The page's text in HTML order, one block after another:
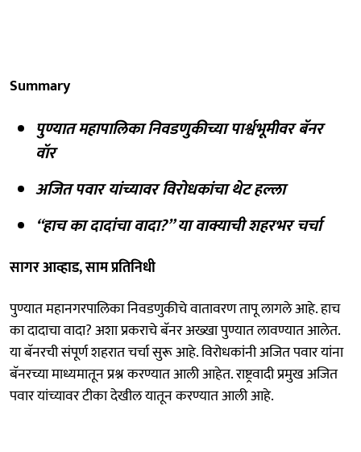
Summary
पुण्यात महापालिका निवडणुकीच्या पार्श्वभूमीवर बॅनर
वॉर
अजित पवार यांच्यावर विरोधकांचा थेट हल्ला
“हाच का दादांचा वादा?” या वाक्याची शहरभर चर्चा
सागर आव्हाड, साम प्रतिनिधी
पुण्यात महानगरपालिका निवडणुकीचे वातावरण तापू लागले आहे. हाच
का दादाचा वादा? अशा प्रकराचे बॅनर अख्खा पुण्यात लावण्यात आलेत.
या बॅनरची संपूर्ण शहरात चर्चा सुरू आहे. विरोधकांनी अजित पवार यांना
बॅनरच्या माध्यमातून प्रश्न करण्यात आली आहेत. राष्ट्रवादी प्रमुख अजित
पवार यांच्यावर टीका देखील यातून करण्यात आली आहे.